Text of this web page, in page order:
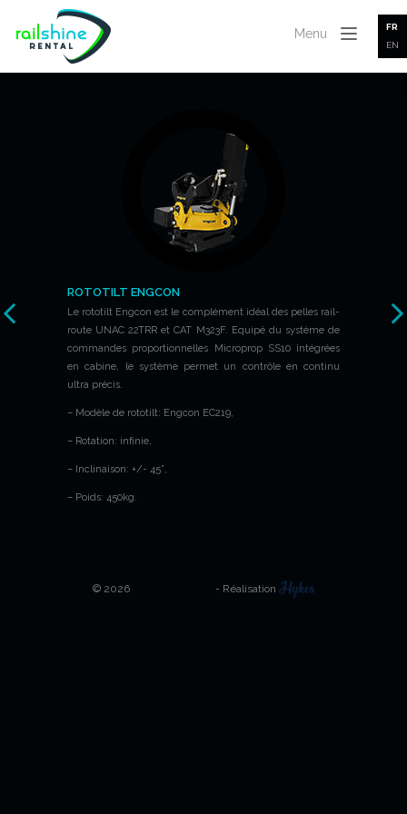
Menu
FR
EN
ROTOTILT ENGCON
Le rototilt Engcon est le complément idéal des pelles rail-
route UNAC 22TRR et CAT M323F. Equipé du système de
commandes proportionnelles Microprop SS10 intégrées
en cabine, le système permet un contrôle en continu
ultra précis.
– Modèle de rototilt: Engcon EC219,
– Rotation: infinie,
– Inclinaison: +/- 45°,
– Poids: 450kg.
© 2026 - Réalisation